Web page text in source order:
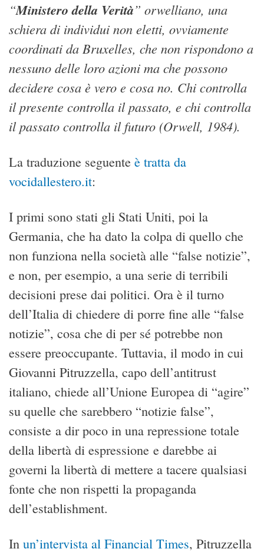
“Ministero della Verità” orwelliano, una
schiera di individui non eletti, ovviamente
coordinati da Bruxelles, che non rispondono a
nessuno delle loro azioni ma che possono
decidere cosa è vero e cosa no. Chi controlla
il presente controlla il passato, e chi controlla
il passato controlla il futuro (Orwell, 1984).
La traduzione seguente è tratta da
vocidallestero.it:
I primi sono stati gli Stati Uniti, poi la
Germania, che ha dato la colpa di quello che
non funziona nella società alle “false notizie”,
e non, per esempio, a una serie di terribili
decisioni prese dai politici. Ora è il turno
dell’Italia di chiedere di porre fine alle “false
notizie”, cosa che di per sé potrebbe non
essere preoccupante. Tuttavia, il modo in cui
Giovanni Pitruzzella, capo dell’antitrust
italiano, chiede all’Unione Europea di “agire”
su quelle che sarebbero “notizie false”,
consiste a dir poco in una repressione totale
della libertà di espressione e darebbe ai
governi la libertà di mettere a tacere qualsiasi
fonte che non rispetti la propaganda
dell’establishment.
In un’intervista al Financial Times, Pitruzzella